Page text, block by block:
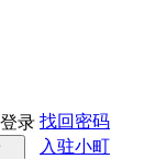
录 找回密码
入驻小町